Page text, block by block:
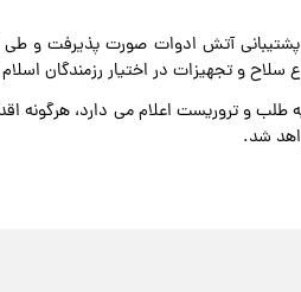
پشتیبانی آتش ادوات صورت پذیرفت و
سلاح و تجهیزات در اختیار رزمندگان
طلب و تروریست اعلام می دارد، هرگونه
شد.